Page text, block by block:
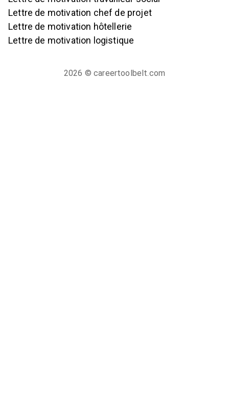
Lettre de motivation chef de projet
Lettre de motivation hôtellerie
Lettre de motivation logistique
2026 © careertoolbelt.com